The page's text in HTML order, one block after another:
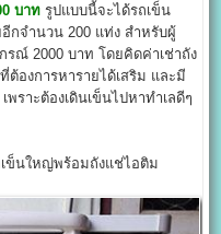
บาท รูปแบบนี้จะได้รถเข็น
กจำนวน 200 แท่ง สำหรับผู้
รณ์ 2000 บาท โดยคิดค่าเช่าถัง
องการหารายได้เสริม และมี
ราะต้องเดินเข็นไปหาทำเลดีๆ
ข็นใหญ่พร้อมถังแช่ไอติม